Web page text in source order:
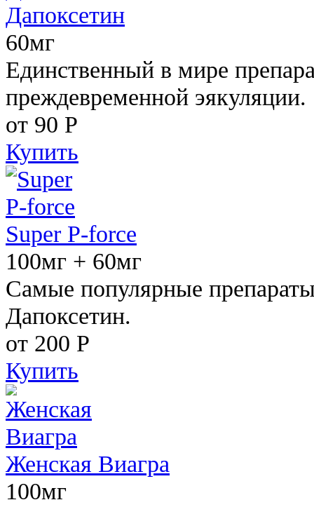
Дапоксетин
60мг
Единственный в мире
преждевременной эякуляции.
от 90 Р
Купить
Super P-force
100мг + 60мг
Самые популярные
Дапоксетин.
от 200 Р
Купить
Женская Виагра
100мг